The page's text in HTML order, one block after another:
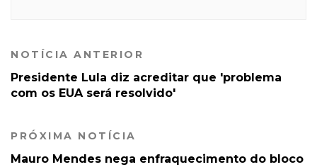
NOTÍCIA ANTERIOR
Presidente Lula diz acreditar que 'problema
com os EUA será resolvido'
PRÓXIMA NOTÍCIA
Mauro Mendes nega enfraquecimento do bloco